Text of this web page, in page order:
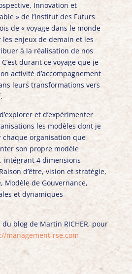
Innovation et
» de l’Institut des Futurs
de « voyage dans le monde
les enjeux de demain et les
à la réalisation de nos
durant ce voyage que je
activité d’accompagnement
leurs transformations vers
et d’expérimenter
les modèles dont je
chaque organisation que
son propre modèle
intégrant 4 dimensions
d’être, vision et stratégie,
Modèle de Gouvernance,
et dynamiques
blog de Martin RICHER, pour
management-rse.com